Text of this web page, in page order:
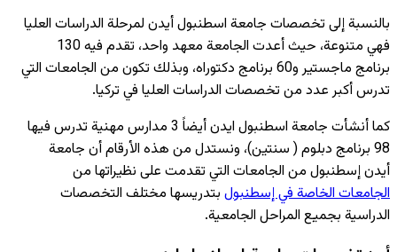
بالنسبة إلى تخصصات جامعة اسطنبول أيدن لمرحلة الدراسات العليا
فهي متنوعة، حيث أعدت الجامعة معهد واحد، تقدم فيه 130
برنامج ماجستير و60 برنامج دكتوراه، وبذلك تكون من الجامعات التي
تدرس أكبر عدد من تخصصات الدراسات العليا في تركيا.
كما أنشأت جامعة اسطنبول ايدن أيضاً 3 مدارس مهنية تدرس فيها
98 برنامج دبلوم ( سنتين)، ونستدل من هذه الأرقام أن جامعة
أيدن إسطنبول من الجامعات التي تقدمت على نظيراتها من
الجامعات الخاصة في إسطنبول بتدريسها مختلف التخصصات
الدراسية بجميع المراحل الجامعية.